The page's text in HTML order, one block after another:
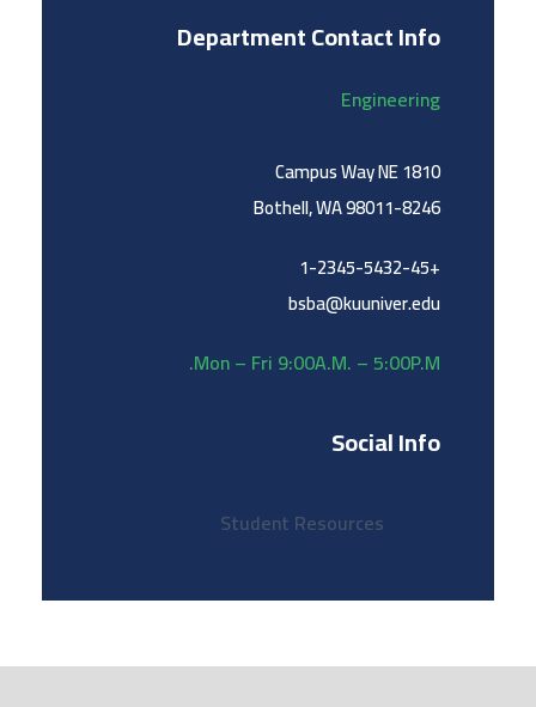
Department Contact Info
Engineering
1810 Campus Way NE
Bothell, WA 98011-8246
+1-2345-5432-45
bsba@kuuniver.edu
Mon – Fri 9:00A.M. – 5:00P.M.
Social Info
Student Resources